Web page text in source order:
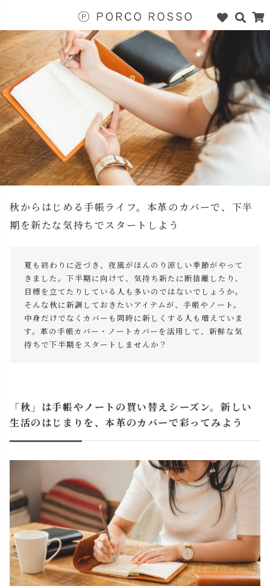
秋からはじめる手帳ライフ。本革のカバーで、下半
期を新たな気持ちでスタートしよう
夏も終わりに近づき、夜風がほんのり涼しい季節がやって
きました。下半期に向けて、気持ち新たに断捨離したり、
目標を立てたりしている人も多いのではないでしょうか。
そんな秋に新調しておきたいアイテムが、手帳やノート。
中身だけでなくカバーも同時に新しくする人も増えていま
す。革の手帳カバー・ノートカバーを活用して、新鮮な気
持ちで下半期をスタートしませんか？
「秋」は手帳やノートの買い替えシーズン。新しい
生活のはじまりを、本革のカバーで彩ってみよう